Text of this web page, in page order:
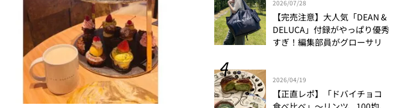
2026/07/28
【完売注意】大人気「DEAN &
DELUCA」付録がやっぱり優秀
すぎ！編集部員がグローサリ
2026/04/19
【正直レポ】「ドバイチョコ